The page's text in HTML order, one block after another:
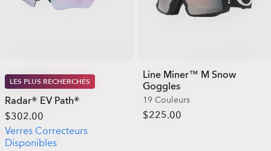
LES PLUS RECHERCHÉS
Radar® EV Path®
$302.00
Verres Correcteurs
Disponibles
Line Miner™ M Snow
Goggles
19 Couleurs
$225.00